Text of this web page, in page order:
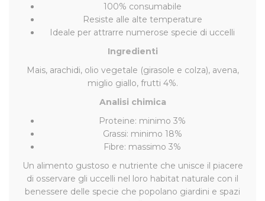
100% consumabile
Resiste alle alte temperature
Ideale per attrarre numerose specie di uccelli
Ingredienti
Mais, arachidi, olio vegetale (girasole e colza), avena,
miglio giallo, frutti 4%.
Analisi chimica
Proteine: minimo 3%
Grassi: minimo 18%
Fibre: massimo 3%
Un alimento gustoso e nutriente che unisce il piacere
di osservare gli uccelli nel loro habitat naturale con il
benessere delle specie che popolano giardini e spazi